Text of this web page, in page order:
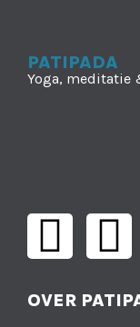
PATIPADA
Yoga,
OVER